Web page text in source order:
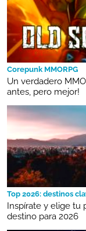
Corepunk MMORPG
Un verdadero
antes, pero mejor!
Top 2026: destinos
Inspírate y elige tu
destino para 2026